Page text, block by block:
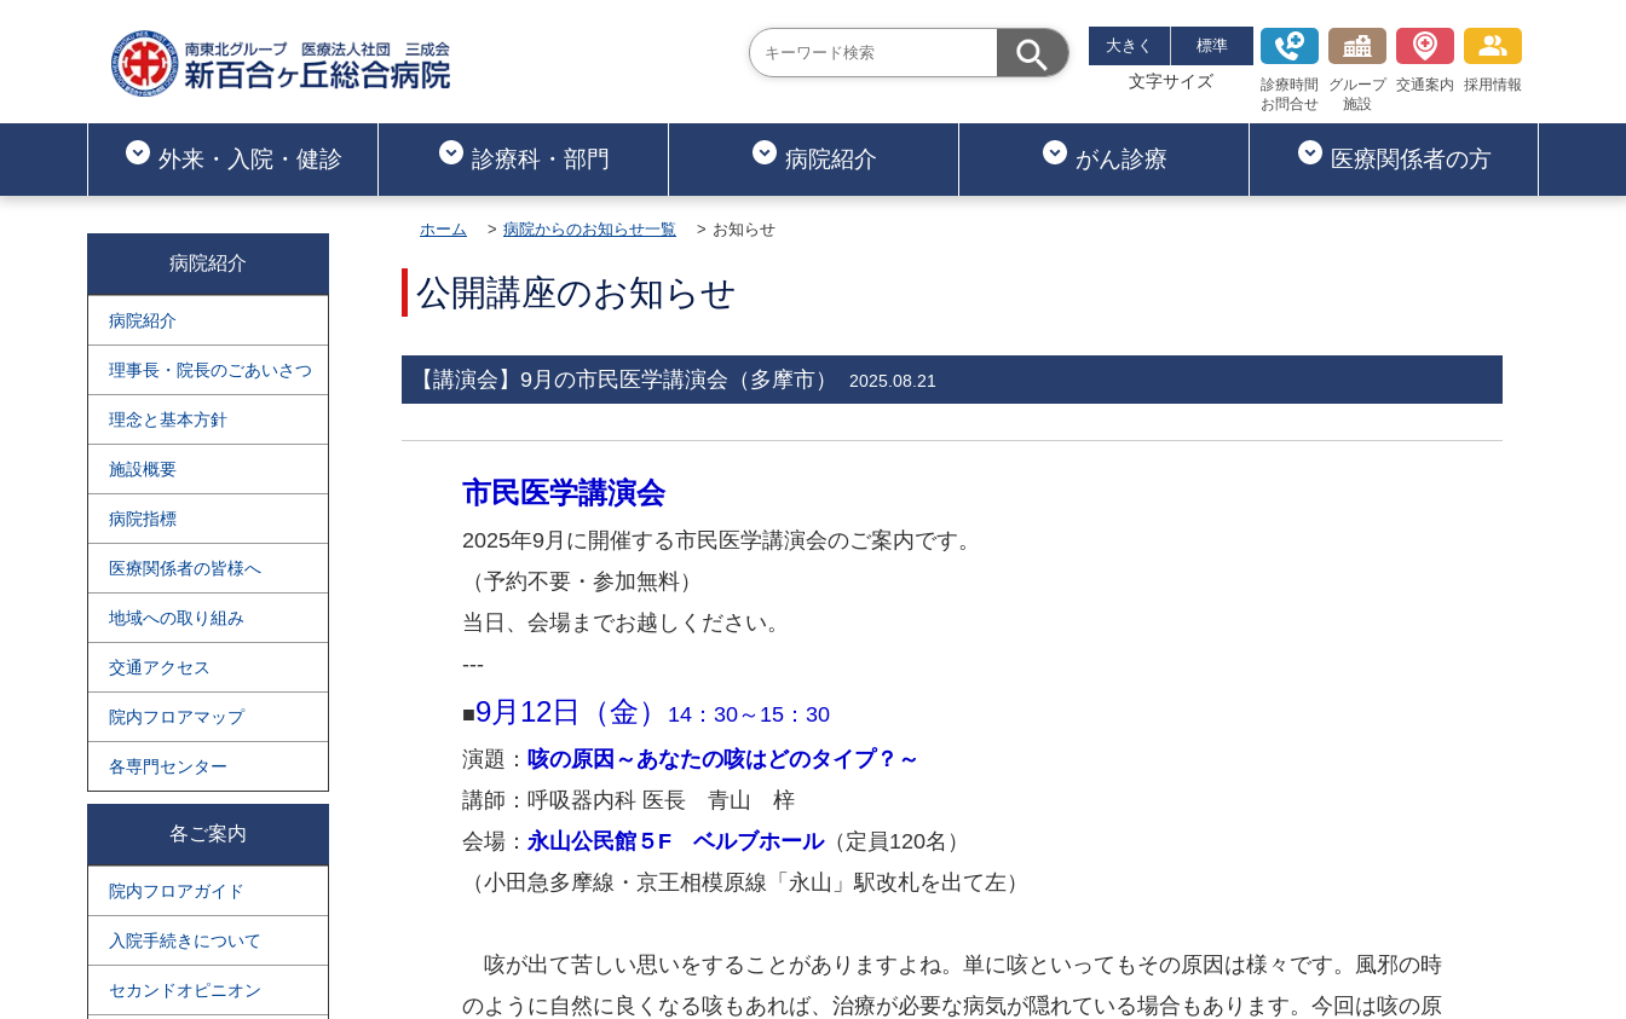
大きく 標準
文字サイズ
診療時間
お問合せ
グループ
施設
交通案内 採用情報
外来・入院・健診 診療科・部門 病院紹介 がん診療 医療関係者の方
病院紹介
病院紹介
理事長・院長のごあいさつ
理念と基本方針
施設概要
病院指標
医療関係者の皆様へ
地域への取り組み
交通アクセス
院内フロアマップ
各専門センター
各ご案内
院内フロアガイド
入院手続きについて
セカンドオピニオン
ホーム 病院からのお知らせ一覧 お知らせ
公開講座のお知らせ
【講演会】9月の市民医学講演会（多摩市） 2025.08.21
市民医学講演会
2025年9月に開催する市民医学講演会のご案内です。
（予約不要・参加無料）
当日、会場までお越しください。
---
■9月12日（金）
14：30～15：30
演題： 咳の原因～あなたの咳はどのタイプ？～
講師：呼吸器内科 医長 青山 梓
会場： 永山公民館５F ベルブホール（定員120名）
（小田急多摩線・京王相模原線「永山」駅改札を出て左）
咳が出て苦しい思いをすることがありますよね。単に咳といってもその原因は様々です。風邪の時
のように自然に良くなる咳もあれば、治療が必要な病気が隠れている場合もあります。今回は咳の原